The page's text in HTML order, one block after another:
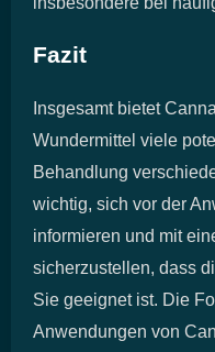
Fazit
Insgesamt bietet
Wundermittel viele
Behandlung
wichtig, sich vor der
informieren und mit
sicherzustellen, dass
Sie geeignet ist. Die
Anwendungen von